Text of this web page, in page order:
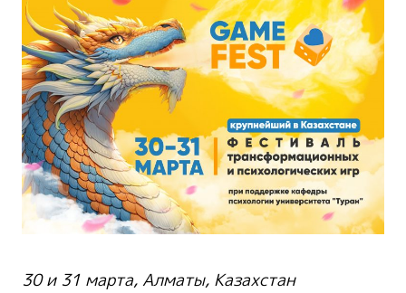
30 и 31 марта, Алматы, Казахстан